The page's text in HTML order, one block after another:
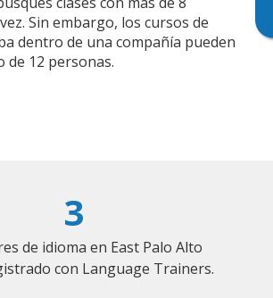
Sin embargo, los cursos de
dentro de una compañía pueden
de 12 personas.
3
de idioma en East Palo Alto
con Language Trainers.